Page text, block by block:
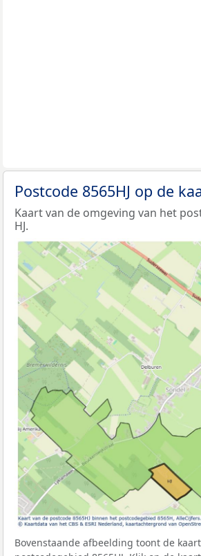
Postcode 8565HJ op de
Kaart van de omgeving van het
HJ.
Bovenstaande afbeelding toont de